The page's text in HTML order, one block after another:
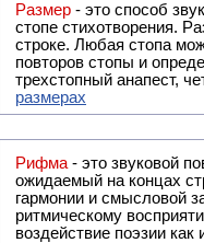
Размер - это способ
стопе стихотворения.
строке. Любая стопа
повторов стопы и
трехстопный анапест,
размерах
Рифма - это звуковой повтор, традиционно используемый в поэзии и, как
ожидаемый на концах
гармонии и смысловой
ритмическому
воздействие поэзии